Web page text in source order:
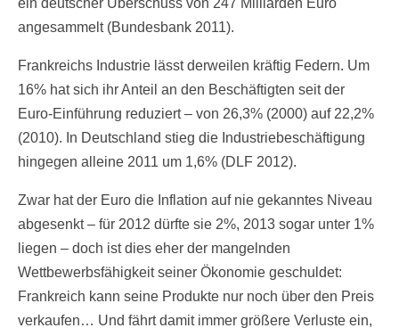
ein deutscher Überschuss von 247 Milliarden Euro
angesammelt (Bundesbank 2011).
Frankreichs Industrie lässt derweilen kräftig Federn. Um
16% hat sich ihr Anteil an den Beschäftigten seit der
Euro-Einführung reduziert – von 26,3% (2000) auf 22,2%
(2010). In Deutschland stieg die Industriebeschäftigung
hingegen alleine 2011 um 1,6% (DLF 2012).
Zwar hat der Euro die Inflation auf nie gekanntes Niveau
abgesenkt – für 2012 dürfte sie 2%, 2013 sogar unter 1%
liegen – doch ist dies eher der mangelnden
Wettbewerbsfähigkeit seiner Ökonomie geschuldet:
Frankreich kann seine Produkte nur noch über den Preis
verkaufen… Und fährt damit immer größere Verluste ein,